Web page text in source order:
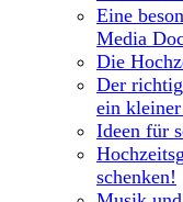
Eine
Media
Die
Der
ein
Ideen für
schenken!